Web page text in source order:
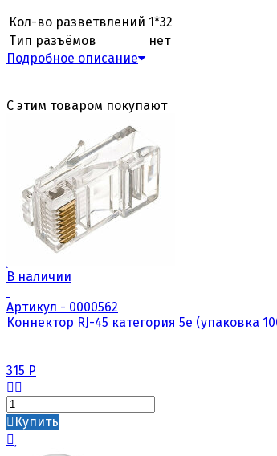
Кол-во разветвлений 1*32
Тип разъёмов
нет
Подробное описание
С этим товаром покупают
В наличии
Артикул - 0000562
Коннектор RJ-45 категория 5е (упаковка
315 Р
Купить